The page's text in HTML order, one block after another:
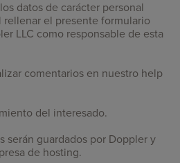
datos de carácter personal
el presente formulario
LLC como responsable de esta
comentarios en nuestro help
del interesado.
serán guardados por Doppler y
de hosting.